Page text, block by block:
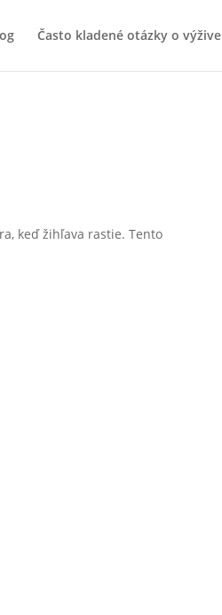
Často kladené otázky o výžive
keď žihľava rastie. Tento